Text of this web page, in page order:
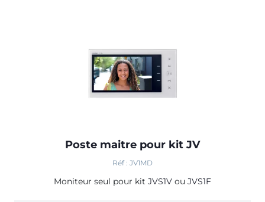
Poste maitre pour kit JV
Réf : JV1MD
Moniteur seul pour kit JVS1V ou JVS1F